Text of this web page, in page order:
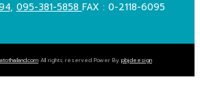
,095-381-5858FAX : 0-2118-6095
All rights reserved Power By pbjdeesign